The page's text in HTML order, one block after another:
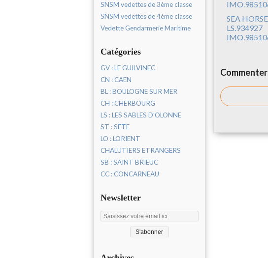
SNSM vedettes de 3ème classe
SNSM vedettes de 4ème classe
Vedette Gendarmerie Maritime
Catégories
GV : LE GUILVINEC
CN : CAEN
BL : BOULOGNE SUR MER
CH : CHERBOURG
LS : LES SABLES D'OLONNE
ST : SETE
LO : LORIENT
CHALUTIERS ETRANGERS
SB : SAINT BRIEUC
CC : CONCARNEAU
Newsletter
SEA HORSE
LS.934927